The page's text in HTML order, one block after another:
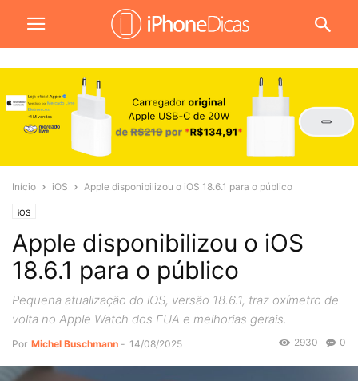
Início iOS Apple disponibilizou o iOS 18.6.1 para o público
iOS
Apple disponibilizou o iOS
18.6.1 para o público
Pequena atualização do iOS, versão 18.6.1, traz oxímetro de
volta no Apple Watch dos EUA e melhorias gerais.
Por Michel Buschmann - 14/08/2025 0
2930